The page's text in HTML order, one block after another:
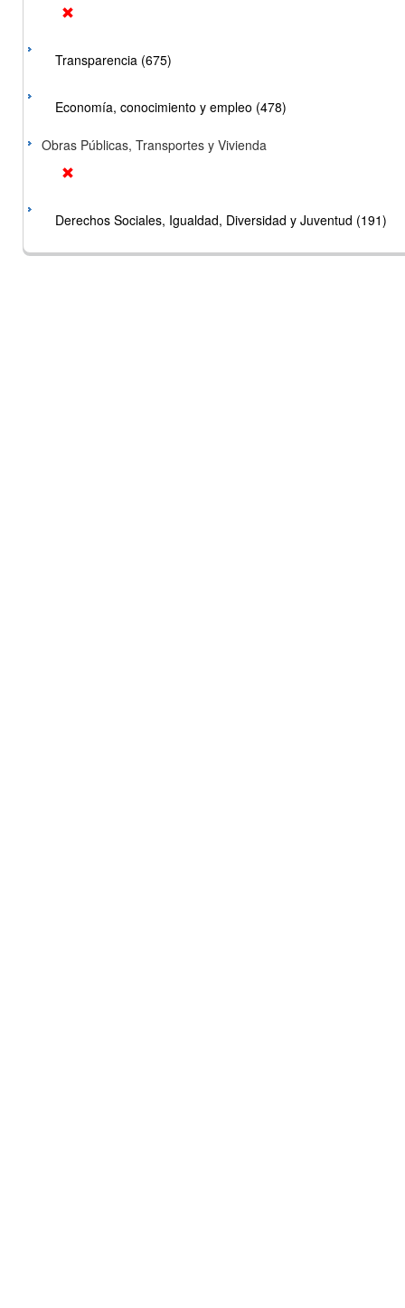
Transparencia (675)
Economía, conocimiento y empleo (478)
Obras Públicas, Transportes y Vivienda
Derechos Sociales, Igualdad, Diversidad y Juventud (191)